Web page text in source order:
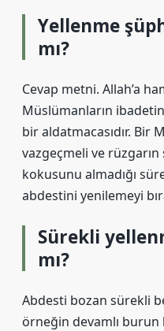
Yellenme
mı?
Cevap metni. Allah’a
Müslümanların
bir aldatmacasıdır. Bir
vazgeçmeli ve rüzgarın
kokusunu almadığı
abdestini yenilemeyi
Sürekli
mı?
Abdesti bozan sürekli
örneğin devamlı